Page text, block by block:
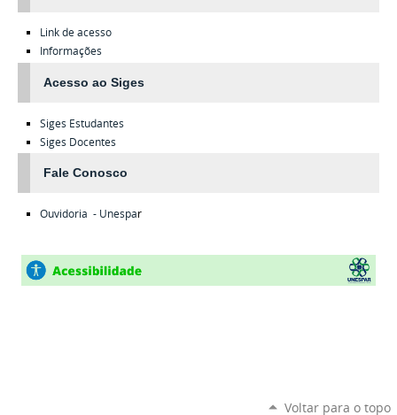
Link de acesso
Informações
Acesso ao Siges
Siges Estudantes
Siges Docentes
Fale Conosco
Ouvidoria - Unespar
Voltar para o topo